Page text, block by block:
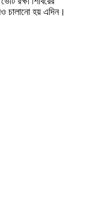
চালানো হয় এদিন।